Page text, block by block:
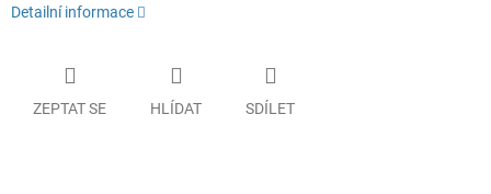
Detailní informace
ZEPTAT SE HLÍDAT SDÍLET